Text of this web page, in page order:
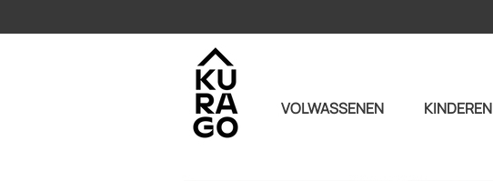
VOLWASSENEN KINDEREN